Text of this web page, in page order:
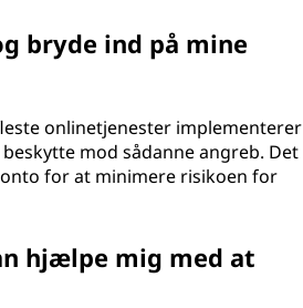
bryde ind på mine
onlinetjenester implementerer
mod sådanne angreb. Det
for at minimere risikoen for
hjælpe mig med at